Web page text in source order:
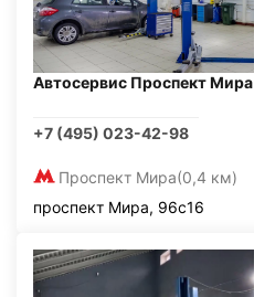
Автосервис Проспект Мира
+7 (495) 023-42-98
Проспект Мира(0,4 км)
проспект Мира, 96с16